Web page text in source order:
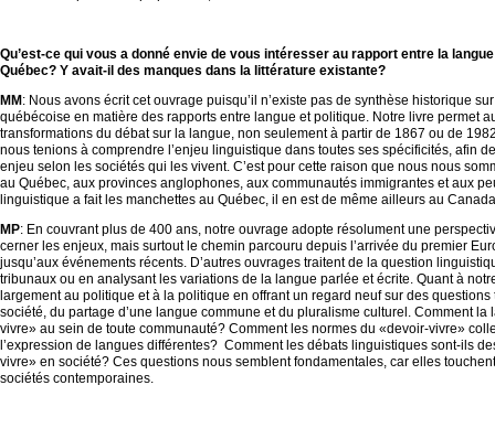
Qu’est-ce qui vous a donné envie de vous intéresser au rapport entre la
Québec? Y avait-il des manques dans la littérature existante?
MM : Nous avons écrit cet ouvrage puisqu’il n’existe pas de synthèse historique
québécoise en matière des rapports entre langue et politique. Notre livre permet
transformations du débat sur la langue, non seulement à partir de 1867 ou de
nous tenions à comprendre l’enjeu linguistique dans toutes ses spécificités, afin
enjeu selon les sociétés qui les vivent. C’est pour cette raison que nous nous
au Québec, aux provinces anglophones, aux communautés immigrantes et aux
linguistique a fait les manchettes au Québec, il en est de même ailleurs au
MP: En couvrant plus de 400 ans, notre ouvrage adopte résolument une
cerner les enjeux, mais surtout le chemin parcouru depuis l’arrivée du premier
jusqu’aux événements récents. D’autres ouvrages traitent de la question
tribunaux ou en analysant les variations de la langue parlée et écrite. Quant à
largement au politique et à la politique en offrant un regard neuf sur des
société, du partage d’une langue commune et du pluralisme culturel. Comment
vivre» au sein de toute communauté? Comment les normes du «devoir-vivre»
l’expression de langues différentes? Comment les débats linguistiques sont-ils
vivre» en société? Ces questions nous semblent fondamentales, car elles
sociétés contemporaines.